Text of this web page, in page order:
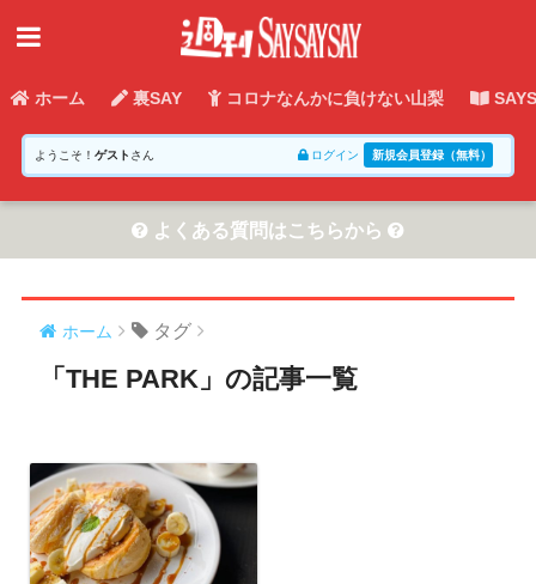
ホーム 裏SAY コロナなんかに負けない山梨
ようこそ！ ゲスト さん ログイン 新規会員登録（無料）
よくある質問はこちらから
ホーム タグ
「THE PARK」の記事一覧